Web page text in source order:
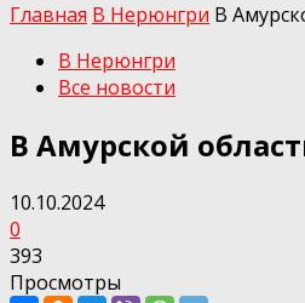
Главная В Нерюнгри В
В Нерюнгри
Все новости
В Амурской
10.10.2024
0
393
Просмотры